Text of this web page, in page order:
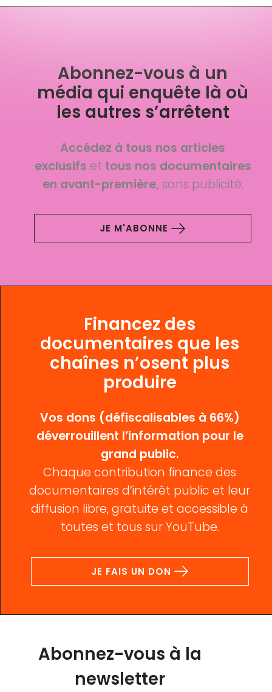
Abonnez-vous à un
média qui enquête là où
les autres s’arrêtent
Accédez à tous nos articles
exclusifs et tous nos documentaires
en avant-première, sans publicité.
JE M'ABONNE
Financez des
documentaires que les
chaînes n’osent plus
produire
Vos dons (défiscalisables à 66%)
déverrouillent l’information pour le
grand public.
Chaque contribution finance des
documentaires d’intérêt public et leur
diffusion libre, gratuite et accessible à
toutes et tous sur YouTube.
JE FAIS UN DON
Abonnez-vous à la
newsletter